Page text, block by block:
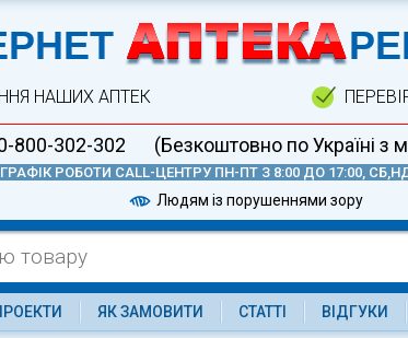
НАШИХ АПТЕК
800-302-302 (Безкоштовно по Україні з
ГРАФІК РОБОТИ CALL-ЦЕНТРУ ПН-ПТ З 8:00 ДО 17:00,
Людям із порушеннями зору
ЯК ЗАМОВИТИ СТАТТІ ВІДГУКИ